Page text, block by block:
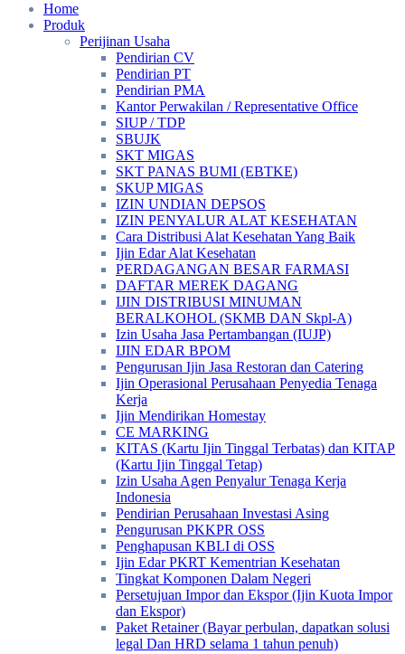
Home
Produk
Perijinan Usaha
Pendirian CV
Pendirian PT
Pendirian PMA
Kantor Perwakilan / Representative Office
SIUP / TDP
SBUJK
SKT MIGAS
SKT PANAS BUMI (EBTKE)
SKUP MIGAS
IZIN UNDIAN DEPSOS
IZIN PENYALUR ALAT KESEHATAN
Cara Distribusi Alat Kesehatan Yang Baik
Ijin Edar Alat Kesehatan
PERDAGANGAN BESAR FARMASI
DAFTAR MEREK DAGANG
IJIN DISTRIBUSI MINUMAN
BERALKOHOL (SKMB DAN Skpl-A)
Izin Usaha Jasa Pertambangan (IUJP)
IJIN EDAR BPOM
Pengurusan Ijin Jasa Restoran dan Catering
Ijin Operasional Perusahaan Penyedia Tenaga
Kerja
Ijin Mendirikan Homestay
CE MARKING
KITAS (Kartu Ijin Tinggal Terbatas) dan KITAP
(Kartu Ijin Tinggal Tetap)
Izin Usaha Agen Penyalur Tenaga Kerja
Indonesia
Pendirian Perusahaan Investasi Asing
Pengurusan PKKPR OSS
Penghapusan KBLI di OSS
Ijin Edar PKRT Kementrian Kesehatan
Tingkat Komponen Dalam Negeri
Persetujuan Impor dan Ekspor (Ijin Kuota Impor
dan Ekspor)
Paket Retainer (Bayar perbulan, dapatkan solusi
legal Dan HRD selama 1 tahun penuh)